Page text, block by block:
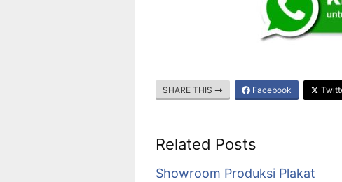
SHARE THIS Facebook
Related Posts
Showroom Produksi Plakat